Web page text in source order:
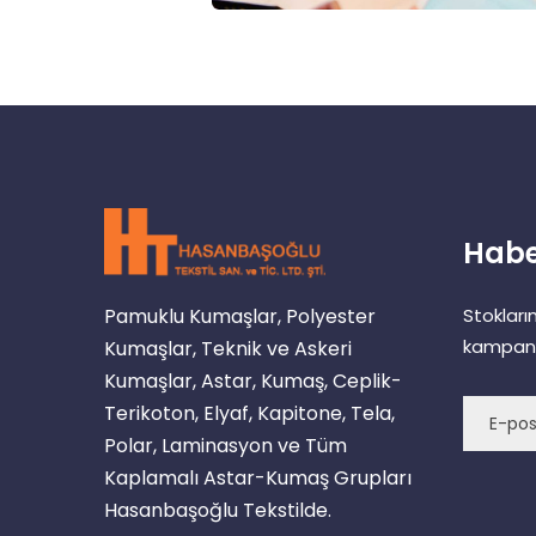
Pamuklu Kumaşlar, Polyester
Kumaşlar, Teknik ve Askeri
Kumaşlar, Astar, Kumaş, Ceplik-
Terikoton, Elyaf, Kapitone, Tela,
Polar, Laminasyon ve Tüm
Kaplamalı Astar-Kumaş Grupları
Hasanbaşoğlu Tekstilde.